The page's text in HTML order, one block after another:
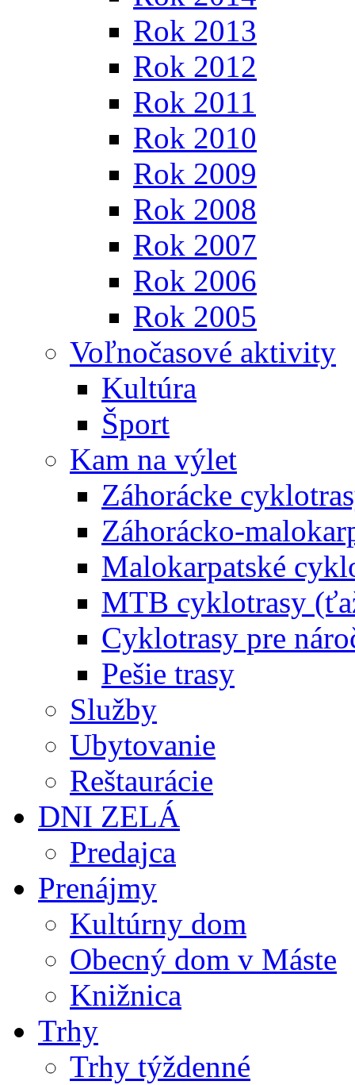
Rok 2013
Rok 2012
Rok 2011
Rok 2010
Rok 2009
Rok 2008
Rok 2007
Rok 2006
Rok 2005
Voľnočasové aktivity
Kultúra
Šport
Kam na výlet
Záhorácke
Záhorácko-
Malokarpatské
MTB cyklotrasy
Cyklotrasy pre
Pešie trasy
Služby
Ubytovanie
Reštaurácie
DNI ZELÁ
Predajca
Prenájmy
Kultúrny dom
Obecný dom v Máste
Knižnica
Trhy
Trhy týždenné